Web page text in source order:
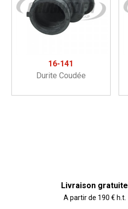
16-141
Durite Coudée
Livraison gratuite
A partir de 190 € h.t.